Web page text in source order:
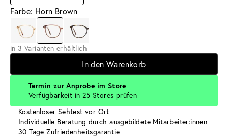
Farbe: Horn Brown
in 3 Varianten erhältlich
In den Warenkorb
Termin zur Anprobe im Store
Verfügbarkeit in 25 Stores prüfen
Kostenloser Sehtest vor Ort
Individuelle Beratung durch ausgebildete Mitarbeiter:innen
30 Tage Zufriedenheitsgarantie